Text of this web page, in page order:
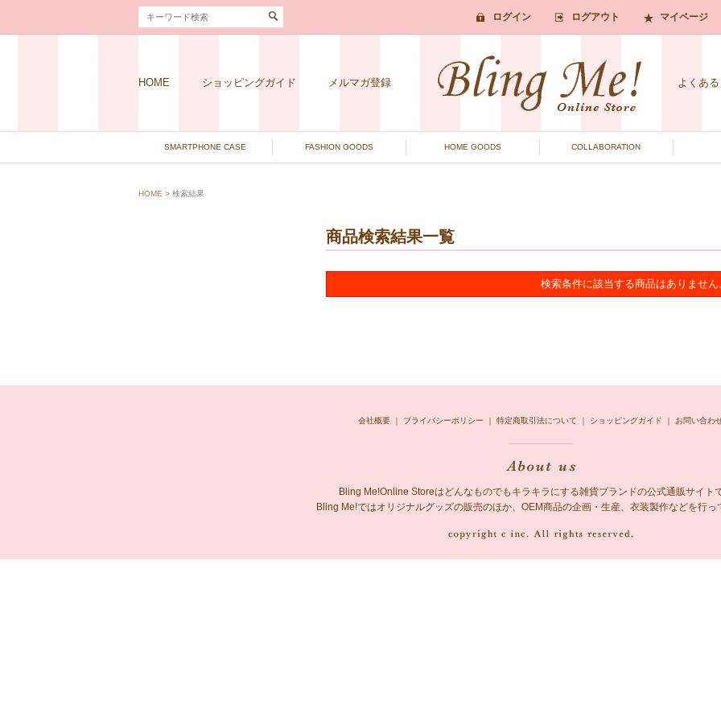
ログイン ログアウト マイページ
HOME ショッピングガイド メルマガ登録 よくあ
SMARTPHONE CASE FASHION GOODS HOME GOODS COLLABORATION
HOME > 検索結果
商品検索結果一覧
検索条件に該当する商品はありません
会社概要 ｜ プライバシーポリシー ｜ 特定商取引法について ｜ ショッピングガイド ｜ お問い合わ
Bling Me!Online Storeはどんなものでもキラキラにする雑貨ブランドの公式通販サイトで
Bling Me!ではオリジナルグッズの販売のほか、OEM商品の企画・生産、衣装製作などを行っ